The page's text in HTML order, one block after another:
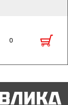
0